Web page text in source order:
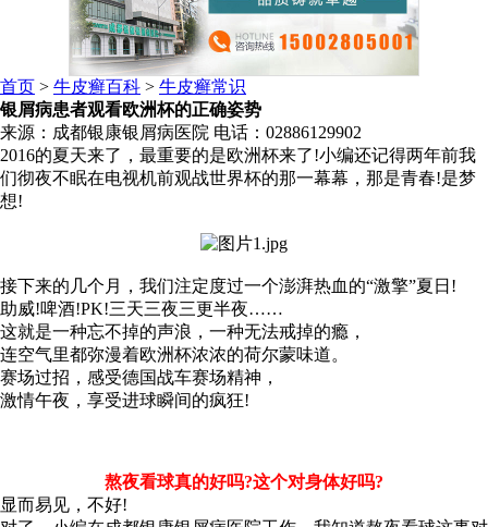
首页 > 牛皮癣百科 > 牛皮癣常识
银屑病患者观看欧洲杯的正确姿势
来源：成都银康银屑病医院 电话：02886129902
2016的夏天来了，最重要的是欧洲杯来了!小编还记得两年前我
们彻夜不眠在电视机前观战世界杯的那一幕幕，那是青春!是梦
想!
接下来的几个月，我们注定度过一个澎湃热血的“激擎”夏日!
助威!啤酒!PK!三天三夜三更半夜……
这就是一种忘不掉的声浪，一种无法戒掉的瘾，
连空气里都弥漫着欧洲杯浓浓的荷尔蒙味道。
赛场过招，感受德国战车赛场精神，
激情午夜，享受进球瞬间的疯狂!
熬夜看球真的好吗?这个对身体好吗?
显而易见，不好!